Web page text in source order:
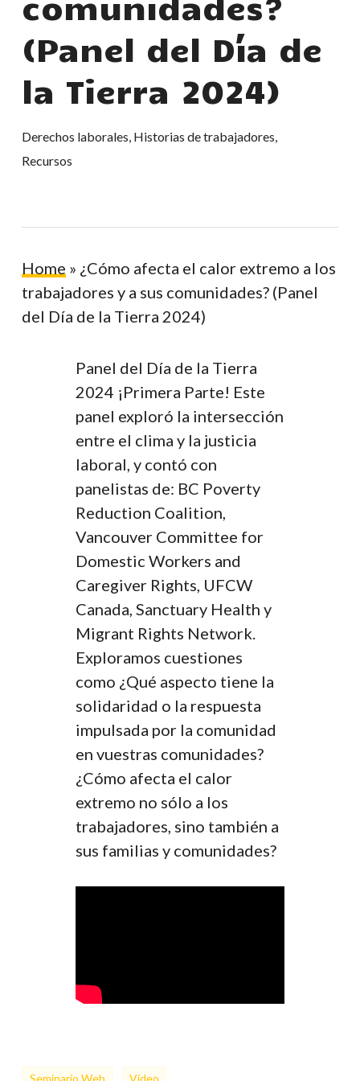
(Panel del Día de
la Tierra 2024)
Derechos laborales, Historias de trabajadores,
Recursos
Home » ¿Cómo afecta el calor extremo a los
trabajadores y a sus comunidades? (Panel
del Día de la Tierra 2024)
Panel del Día de la Tierra
2024 ¡Primera Parte! Este
panel exploró la intersección
entre el clima y la justicia
laboral, y contó con
panelistas de: BC Poverty
Reduction Coalition,
Vancouver Committee for
Domestic Workers and
Caregiver Rights, UFCW
Canada, Sanctuary Health y
Migrant Rights Network.
Exploramos cuestiones
como ¿Qué aspecto tiene la
solidaridad o la respuesta
impulsada por la comunidad
en vuestras comunidades?
¿Cómo afecta el calor
extremo no sólo a los
trabajadores, sino también a
sus familias y comunidades?
Seminario Web Vídeo